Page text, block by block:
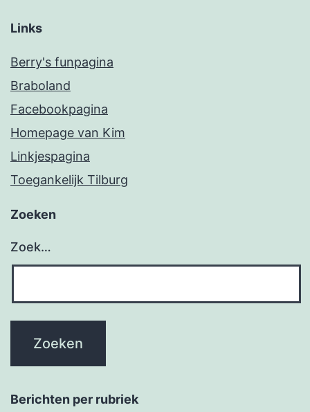
Links
Berry's funpagina
Braboland
Facebookpagina
Homepage van Kim
Linkjespagina
Toegankelijk Tilburg
Zoeken
Zoek…
Berichten per rubriek